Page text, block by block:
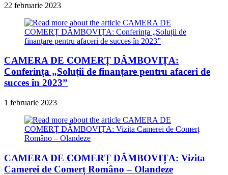
22 februarie 2023
CAMERA DE COMERȚ DÂMBOVIȚA:
Conferința „Soluții de finanțare pentru afaceri de
succes în 2023”
1 februarie 2023
CAMERA DE COMERȚ DÂMBOVIȚA: Vizita
Camerei de Comerț Româno – Olandeze